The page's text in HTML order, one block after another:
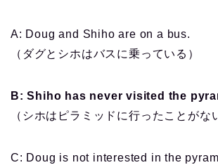
A: Doug and Shiho are on a bus.
（ダグとシホはバスに乗っている）
B: Shiho has never visited the
（シホはピラミッドに行ったことがな
C: Doug is not interested in the